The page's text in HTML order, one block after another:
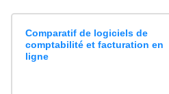
Comparatif de logiciels de
comptabilité et facturation en
ligne